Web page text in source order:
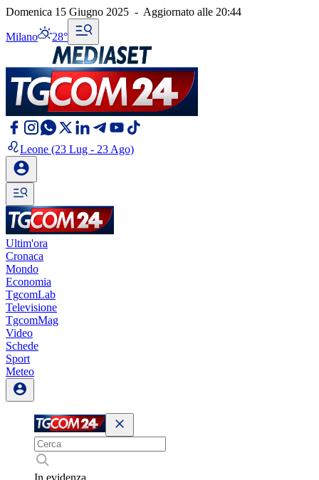
Domenica 15 Giugno 2025 - Aggiornato alle 20:44
Milano 28°
Leone (23 Lug - 23 Ago)
Ultim'ora
Cronaca
Mondo
Economia
TgcomLab
Televisione
TgcomMag
Video
Schede
Sport
Meteo
In evidenza